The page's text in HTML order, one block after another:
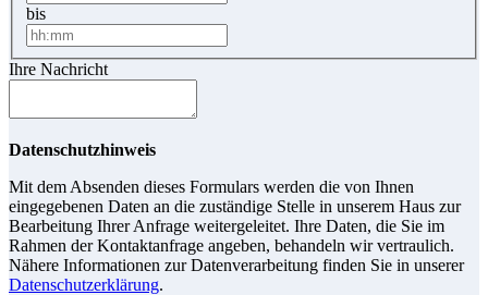
bis
Ihre Nachricht
Datenschutzhinweis
Mit dem Absenden dieses Formulars werden die von Ihnen
eingegebenen Daten an die zuständige Stelle in unserem Haus zur
Bearbeitung Ihrer Anfrage weitergeleitet. Ihre Daten, die Sie im
Rahmen der Kontaktanfrage angeben, behandeln wir vertraulich.
Nähere Informationen zur Datenverarbeitung finden Sie in unserer
Datenschutzerklärung.